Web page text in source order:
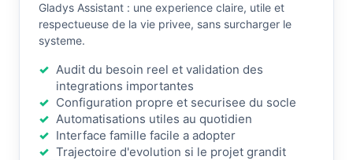
Gladys Assistant : une experience claire, utile et
respectueuse de la vie privee, sans surcharger le
systeme.
Audit du besoin reel et validation des
integrations importantes
Configuration propre et securisee du socle
Automatisations utiles au quotidien
Interface famille facile a adopter
Trajectoire d'evolution si le projet grandit